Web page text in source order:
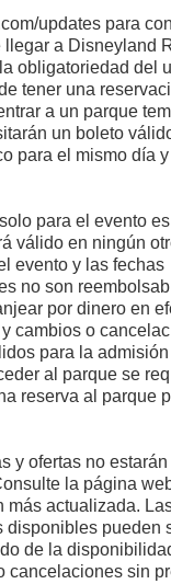
updates para
a Disneyland
obligatoriedad del
tener una
a un parque
un boleto
para el mismo día
para el evento
válido en ningún
evento y las fechas
no son
por dinero en
cambios o
para la
al parque se
reserva al parque
y ofertas no estarán
la página
más actualizada.
disponibles pueden
de la
cancelaciones sin